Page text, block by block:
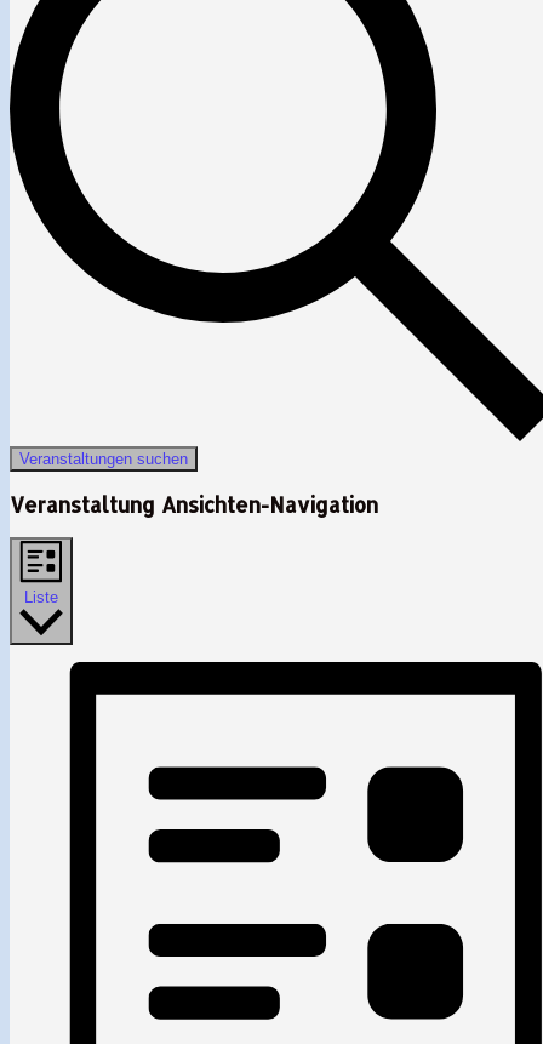
Veranstaltungen suchen
Veranstaltung Ansichten-Navigation
Liste